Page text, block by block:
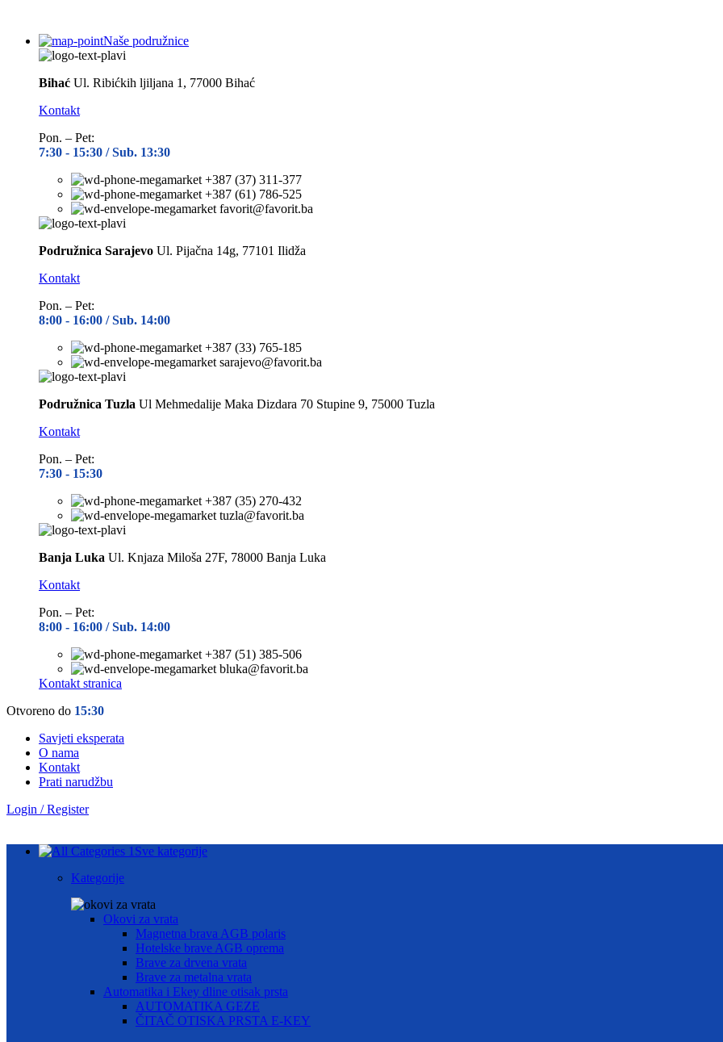
Naše podružnice
Bihać Ul. Ribićkih ljiljana 1, 77000 Bihać
Kontakt
Pon. – Pet:
7:30 - 15:30 / Sub. 13:30
+387 (37) 311-377
+387 (61) 786-525
favorit@favorit.ba
Podružnica Sarajevo Ul. Pijačna 14g, 77101 Ilidža
Kontakt
Pon. – Pet:
8:00 - 16:00 / Sub. 14:00
+387 (33) 765-185
sarajevo@favorit.ba
Podružnica Tuzla Ul Mehmedalije Maka Dizdara 70 Stupine 9, 75000 Tuzla
Kontakt
Pon. – Pet:
7:30 - 15:30
+387 (35) 270-432
tuzla@favorit.ba
Banja Luka Ul. Knjaza Miloša 27F, 78000 Banja Luka
Kontakt
Pon. – Pet:
8:00 - 16:00 / Sub. 14:00
+387 (51) 385-506
bluka@favorit.ba
Kontakt stranica
Otvoreno do 15:30
Savjeti eksperata
O nama
Kontakt
Prati narudžbu
Login / Register
Sve kategorije
Kategorije
Okovi za vrata
Magnetna brava AGB polaris
Hotelske brave AGB oprema
Brave za drvena vrata
Brave za metalna vrata
Automatika i Ekey dline otisak prsta
AUTOMATIKA GEZE
ČITAČ OTISKA PRSTA E-KEY